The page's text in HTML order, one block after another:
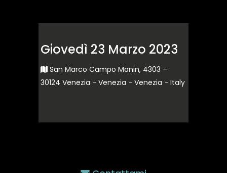
Giovedì 23 Marzo 2023
San Marco Campo Manin, 4303 –
30124 Venezia - Venezia - Venezia - Italy